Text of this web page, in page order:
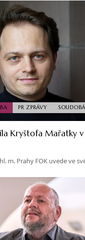
PR ZPRÁVY
Kryštofa Mařatky v
m. Prahy FOK uvede ve